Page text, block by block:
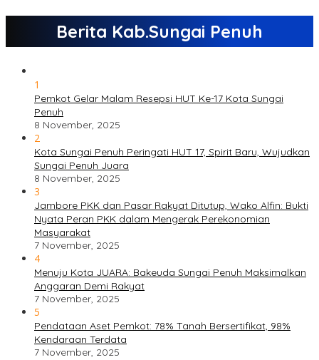
Berita Kab.Sungai Penuh
1
Pemkot Gelar Malam Resepsi HUT Ke-17 Kota Sungai
Penuh
8 November, 2025
2
Kota Sungai Penuh Peringati HUT 17, Spirit Baru, Wujudkan
Sungai Penuh Juara
8 November, 2025
3
Jambore PKK dan Pasar Rakyat Ditutup, Wako Alfin: Bukti
Nyata Peran PKK dalam Mengerak Perekonomian
Masyarakat
7 November, 2025
4
Menuju Kota JUARA: Bakeuda Sungai Penuh Maksimalkan
Anggaran Demi Rakyat
7 November, 2025
5
Pendataan Aset Pemkot: 78% Tanah Bersertifikat, 98%
Kendaraan Terdata
7 November, 2025